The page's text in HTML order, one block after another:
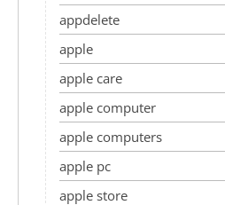
appdelete
apple
apple care
apple computer
apple computers
apple pc
apple store